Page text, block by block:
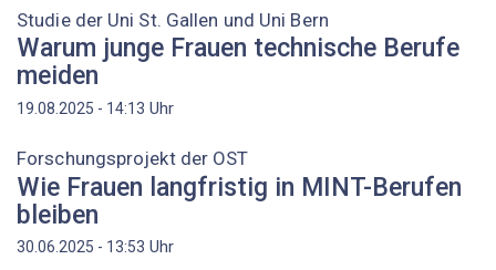
Studie der Uni St. Gallen und Uni Bern
Warum junge Frauen technische Berufe
meiden
19.08.2025 - 14:13 Uhr
Forschungsprojekt der OST
Wie Frauen langfristig in MINT-Berufen
bleiben
30.06.2025 - 13:53 Uhr